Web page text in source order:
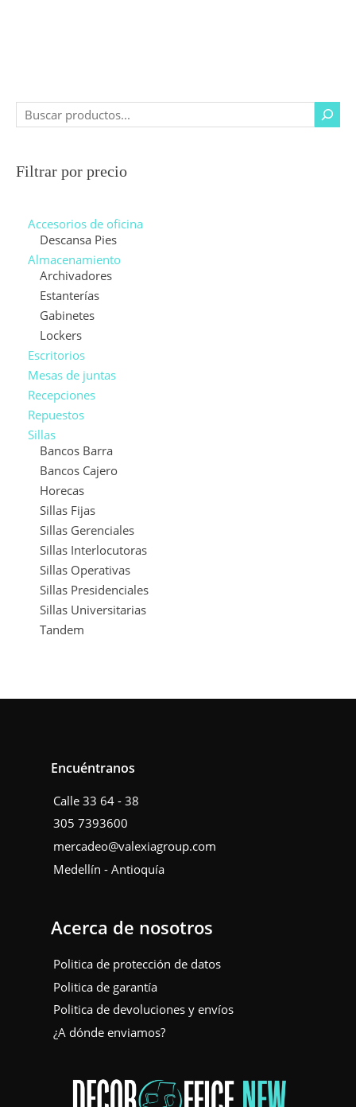
Filtrar por precio
Accesorios de oficina
Descansa Pies
Almacenamiento
Archivadores
Estanterías
Gabinetes
Lockers
Escritorios
Mesas de juntas
Recepciones
Repuestos
Sillas
Bancos Barra
Bancos Cajero
Horecas
Sillas Fijas
Sillas Gerenciales
Sillas Interlocutoras
Sillas Operativas
Sillas Presidenciales
Sillas Universitarias
Tandem
Encuéntranos
Calle 33 64 - 38
305 7393600
mercadeo@valexiagroup.com
Medellín - Antioquía
Acerca de nosotros
Politica de protección de datos
Politica de garantía
Politica de devoluciones y envíos
¿A dónde enviamos?